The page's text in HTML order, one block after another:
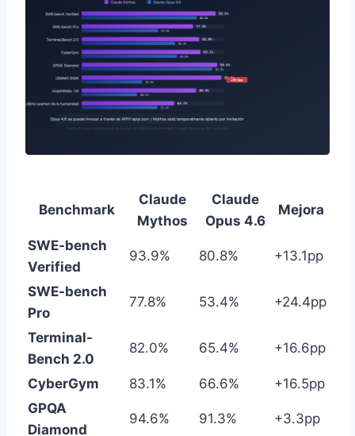
Benchmark
Claude
Mythos
Claude
Opus 4.6
Mejora
SWE-bench
Verified
93.9% 80.8% +13.1pp
SWE-bench
Pro
77.8% 53.4% +24.4pp
Terminal-
Bench 2.0
82.0% 65.4% +16.6pp
CyberGym 83.1% 66.6%
+16.5pp
GPQA
Diamond
94.6% 91.3% +3.3pp